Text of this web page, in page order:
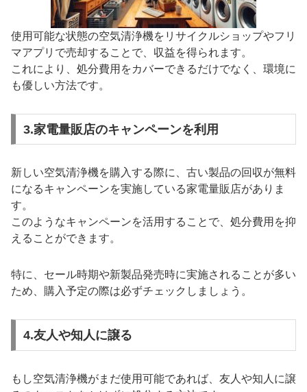
使用可能な状態の空気清浄機をリサイクルショップやフリ
マアプリで売却することで、収益を得られます。
これにより、処分費用をカバーできるだけでなく、環境に
も優しい方法です。
3.家電量販店のキャンペーンを利用
新しい空気清浄機を購入する際に、古い製品の回収が無料
になるキャンペーンを実施している家電量販店がありま
す。
このようなキャンペーンを活用することで、処分費用を抑
えることができます。
特に、セール時期や新製品発売時に実施されることが多い
ため、購入予定の際は必ずチェックしましょう。
4.友人や知人に譲る
もし空気清浄機がまだ使用可能であれば、友人や知人に譲